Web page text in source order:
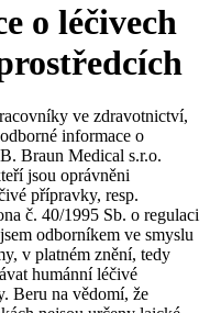
Braun. Vyhledejte náš trh
o léčivech
ve zdravotnictví,
informace o
Braun Medical s.r.o.
jsou oprávněni
přípravky, resp.
č. 40/1995 Sb. o regulaci
odborníkem ve smyslu
v platném znění, tedy
humánní léčivé
Beru na vědomí, že